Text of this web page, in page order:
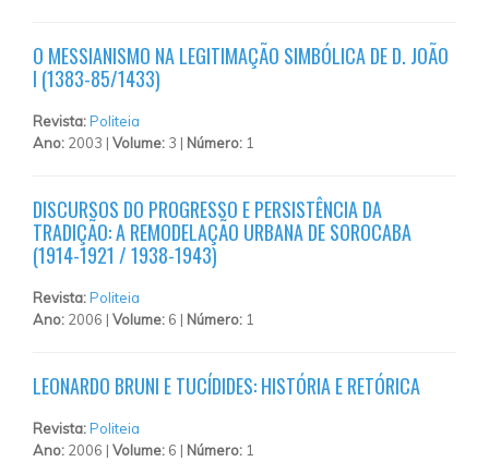
O MESSIANISMO NA LEGITIMAÇÃO SIMBÓLICA DE D. JOÃO
I (1383-85/1433)
Revista:Politeia
Ano: 2003 | Volume: 3 | Número: 1
DISCURSOS DO PROGRESSO E PERSISTÊNCIA DA
TRADIÇÃO: A REMODELAÇÃO URBANA DE SOROCABA
(1914-1921 / 1938-1943)
Revista:Politeia
Ano: 2006 | Volume: 6 | Número: 1
LEONARDO BRUNI E TUCÍDIDES: HISTÓRIA E RETÓRICA
Revista:Politeia
Ano: 2006 | Volume: 6 | Número: 1